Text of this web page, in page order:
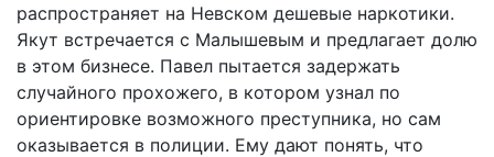
распространяет на Невском дешевые наркотики.
Якут встречается с Малышевым и предлагает долю
в этом бизнесе. Павел пытается задержать
случайного прохожего, в котором узнал по
ориентировке возможного преступника, но сам
оказывается в полиции. Ему дают понять, что